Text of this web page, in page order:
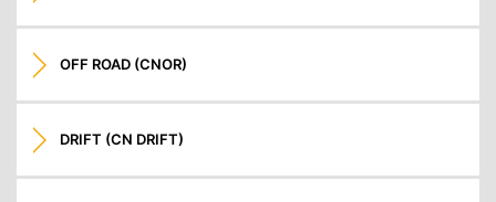
OFF ROAD (CNOR)
DRIFT (CN DRIFT)